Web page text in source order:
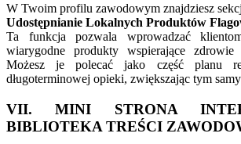
W Twoim profilu zawodowym znajdziesz
Udostępnianie Lokalnych Produktów
Ta funkcja pozwala wprowadzać
wiarygodne produkty wspierające
Możesz je polecać jako część planu
długoterminowej opieki, zwiększając tym
VII. MINI STRONA
BIBLIOTEKA TREŚCI